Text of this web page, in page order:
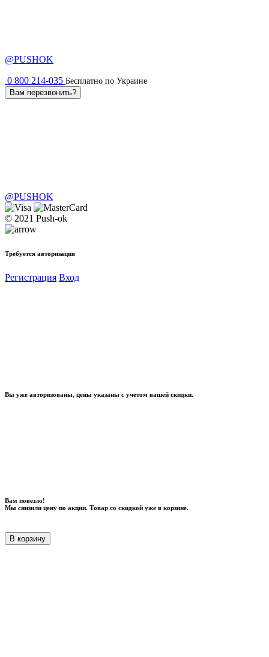
@PUSHOK
0 800 214-035 Бесплатно по Украине
Вам перезвонить?
@PUSHOK
© 2021 Push-ok
Требуется авторизация
Регистрация Вход
Вы уже авторизованы, цены указаны с учетом вашей скидки.
Вам повезло!
Мы снизили цену по акции. Товар со скидкой уже в корзине.
В корзину